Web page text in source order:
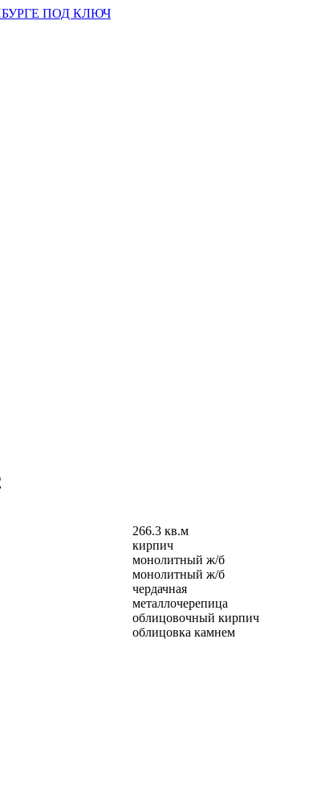
ПОД КЛЮЧ
266.3 кв.м
кирпич
монолитный ж/б
монолитный ж/б
чердачная
металлочерепица
облицовочный кирпич
облицовка камнем